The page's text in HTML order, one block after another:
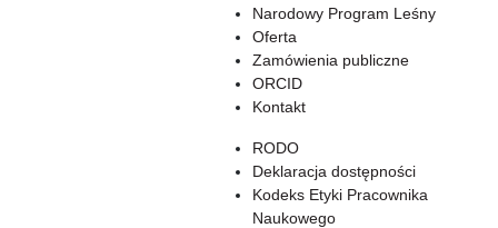
Narodowy Program Leśny
Oferta
Zamówienia publiczne
ORCID
Kontakt
RODO
Deklaracja dostępności
Kodeks Etyki Pracownika
Naukowego